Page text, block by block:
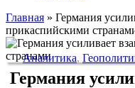
Главная » Германия
прикаспийскими
Аналитика,
Германия